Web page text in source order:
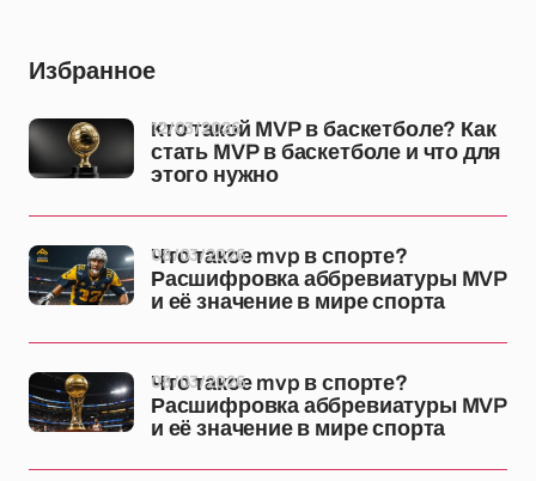
Избранное
Кто такой MVP в баскетболе? Как
стать MVP в баскетболе и что для
этого нужно
12/03/2026
Что такое mvp в спорте?
Расшифровка аббревиатуры MVP
и её значение в мире спорта
08/03/2026
Что такое mvp в спорте?
Расшифровка аббревиатуры MVP
и её значение в мире спорта
08/03/2026